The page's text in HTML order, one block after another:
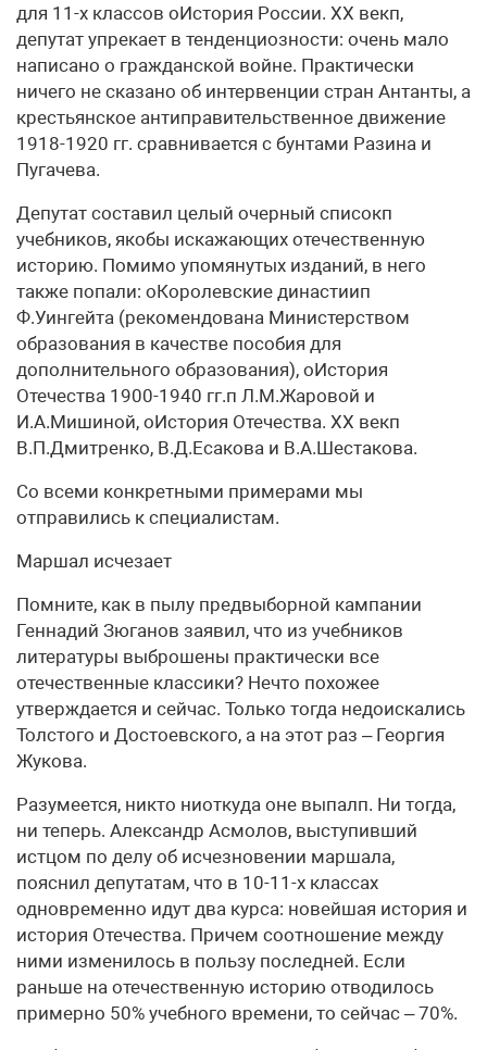
для 11-х классов оИстория России. XX векп,
депутат упрекает в тенденциозности: очень мало
написано о гражданской войне. Практически
ничего не сказано об интервенции стран Антанты, а
крестьянское антиправительственное движение
1918-1920 гг. сравнивается с бунтами Разина и
Пугачева.
Депутат составил целый очерный списокп
учебников, якобы искажающих отечественную
историю. Помимо упомянутых изданий, в него
также попали: оКоролевские династиип
Ф.Уингейта (рекомендована Министерством
образования в качестве пособия для
дополнительного образования), оИстория
Отечества 1900-1940 гг.п Л.М.Жаровой и
И.А.Мишиной, оИстория Отечества. XX векп
В.П.Дмитренко, В.Д.Есакова и В.А.Шестакова.
Со всеми конкретными примерами мы
отправились к специалистам.
Маршал исчезает
Помните, как в пылу предвыборной кампании
Геннадий Зюганов заявил, что из учебников
литературы выброшены практически все
отечественные классики? Нечто похожее
утверждается и сейчас. Только тогда недоискались
Толстого и Достоевского, а на этот раз – Георгия
Жукова.
Разумеется, никто ниоткуда оне выпалп. Ни тогда,
ни теперь. Александр Асмолов, выступивший
истцом по делу об исчезновении маршала,
пояснил депутатам, что в 10-11-х классах
одновременно идут два курса: новейшая история и
история Отечества. Причем соотношение между
ними изменилось в пользу последней. Если
раньше на отечественную историю отводилось
примерно 50% учебного времени, то сейчас – 70%.